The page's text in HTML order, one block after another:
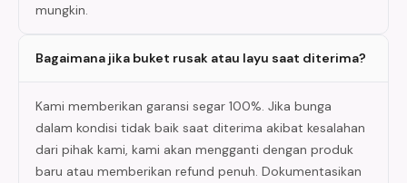
mungkin.
Bagaimana jika buket rusak atau layu saat diterima?
Kami memberikan garansi segar 100%. Jika bunga
dalam kondisi tidak baik saat diterima akibat kesalahan
dari pihak kami, kami akan mengganti dengan produk
baru atau memberikan refund penuh. Dokumentasikan